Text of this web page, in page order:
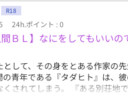
R18
24h.ポイント : 0
ＢＬ】なにをしてもいいの
して、その身をとある作家の
の青年である『タダヒト』は、
くされてしまう。 『ある別荘地